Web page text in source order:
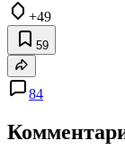
+49
59
84